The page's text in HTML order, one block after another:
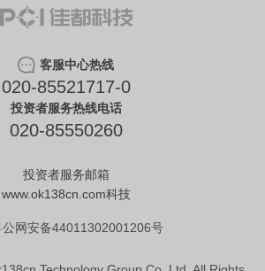
客服中心热线
020-85521717-0
投资者服务热线电话
020-85550260
投资者服务邮箱
www.ok138cn.com科技
公网安备44011302001206号